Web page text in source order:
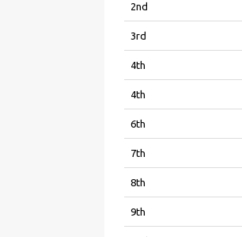
2nd
3rd
4th
4th
6th
7th
8th
9th